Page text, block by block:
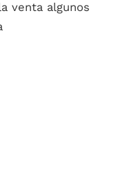
venta algunos